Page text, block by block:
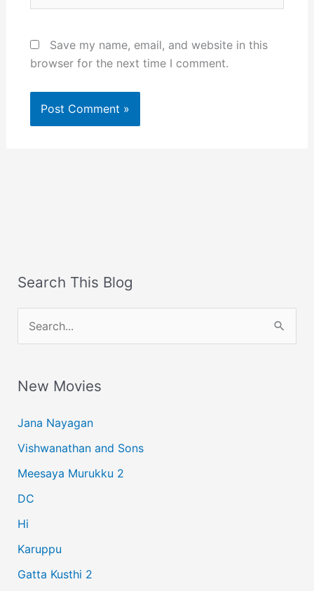
Save my name, email, and website in this
browser for the next time I comment.
Search This Blog
e
r
h
f
o
r
:
New Movies
Jana Nayagan
Vishwanathan and Sons
Meesaya Murukku 2
DC
Hi
Karuppu
Gatta Kusthi 2